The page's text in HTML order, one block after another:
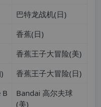
巴特龙战机(日)
香蕉(日)
香蕉王子大冒险(美)
香蕉王子大冒险(日)
B
Bandai 高尔夫球
(美)